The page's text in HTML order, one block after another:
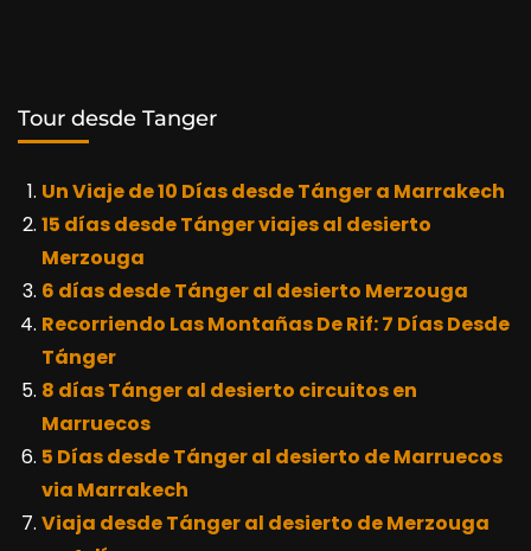
Tour desde Tanger
Un Viaje de 10 Días desde Tánger a Marrakech
15 días desde Tánger viajes al desierto
Merzouga
6 días desde Tánger al desierto Merzouga
Recorriendo Las Montañas De Rif: 7 Días Desde
Tánger
8 días Tánger al desierto circuitos en
Marruecos
5 Días desde Tánger al desierto de Marruecos
via Marrakech
Viaja desde Tánger al desierto de Merzouga